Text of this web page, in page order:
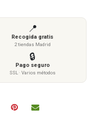
📍
Recogida gratis
2 tiendas Madrid
🔒
Pago seguro
SSL · Varios métodos